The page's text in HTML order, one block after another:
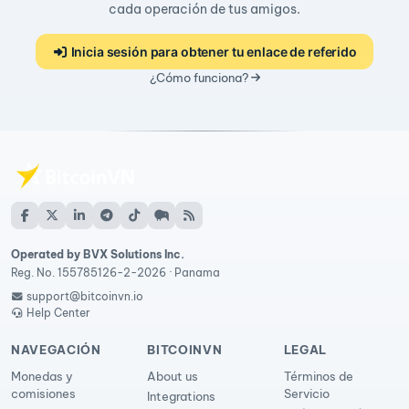
cada operación de tus amigos.
Inicia sesión para obtener tu enlace de referido
¿Cómo funciona?
Operated by BVX Solutions Inc.
Reg. No. 155785126-2-2026 · Panama
support@bitcoinvn.io
Help Center
NAVEGACIÓN
Monedas y
comisiones
BITCOINVN
About us
Integrations
LEGAL
Términos de
Servicio